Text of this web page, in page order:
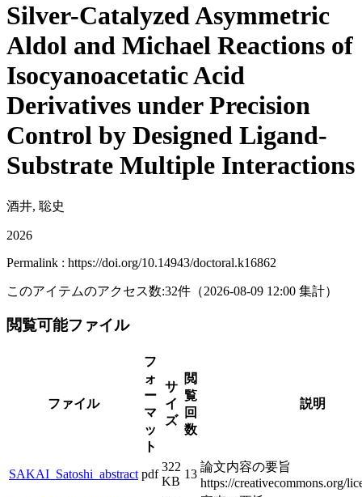
Silver-Catalyzed Asymmetric
Aldol and Michael Reactions of
Isocyanoacetatic Acid
Derivatives under Precision
Control by Designed Ligand-
Substrate Multiple Interactions
酒井, 聡史
2026
Permalink : https://doi.org/10.14943/doctoral.k16862
このアイテムのアクセス数:32件 （2026-08-09 12:00 集計）
閲覧可能ファイル
ファイル
フ
ォ
ー
マ
ッ
ト
サ
イ
ズ
閲
覧
回
数
説明
SAKAI_Satoshi_abstract pdf
322
KB
13
論文内容の要旨
https://creativecommons.org/